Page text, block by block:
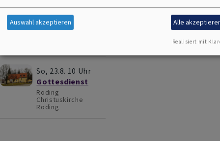
So, 16.8. 10 Uhr
Gottesdienst
Roding
So, 23.8. 10 Uhr
Gottesdienst
Roding
Christuskirche
Roding
Auswahl akzeptieren Alle
Realisiert mit